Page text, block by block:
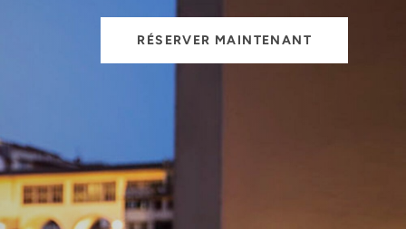
RÉSERVER MAINTENANT